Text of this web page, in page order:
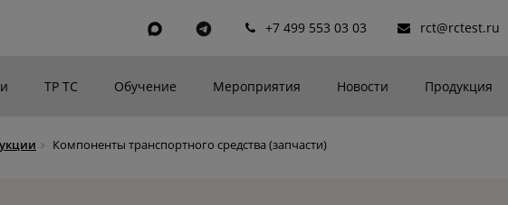
+7 499 553 03 03 rct@rctest.ru
ТР ТС Обучение Мероприятия Новости Продукция
Компоненты транспортного средства (запчасти)